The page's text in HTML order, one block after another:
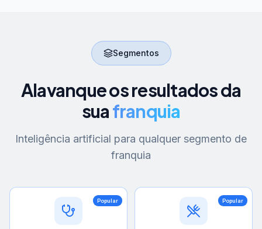
Segmentos
Alavanque os resultados da
suafranquia
Inteligência artificial para qualquer segmento de
franquia
Popular Popular